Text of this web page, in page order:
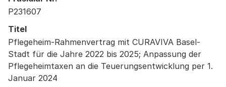
P231607
Titel
Pflegeheim-Rahmenvertrag mit CURAVIVA Basel-
Stadt für die Jahre 2022 bis 2025; Anpassung der
Pflegeheimtaxen an die Teuerungsentwicklung per 1.
Januar 2024